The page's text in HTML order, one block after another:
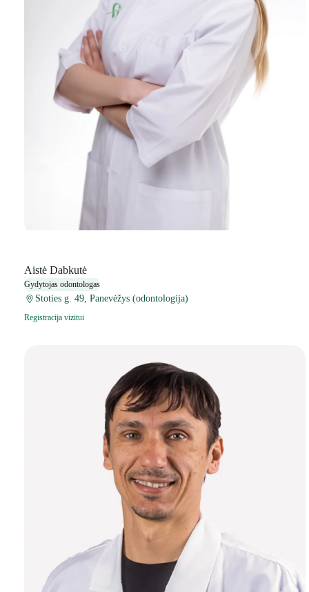
Aistė Dabkutė
Gydytojas odontologas
Stoties g. 49, Panevėžys (odontologija)
Registracija vizitui